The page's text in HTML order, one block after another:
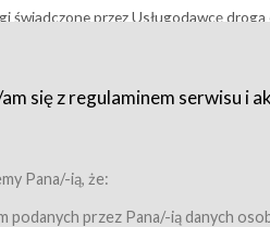
świadczone przez Usługodawcę
dokumenty potwierdzające
dokumenty potwierdzające zawarcie
Usługodawcę dla danego
specjalnych i koncertach;
się z regulaminem serwisu i
Pana/-ią, że:
podanych przez Pana/-ią danych